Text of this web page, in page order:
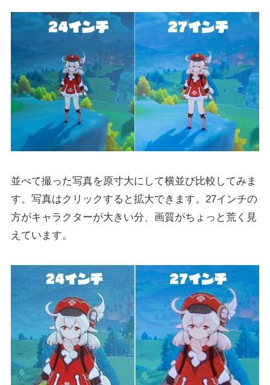
並べて撮った写真を原寸大にして横並び比較してみま
す。写真はクリックすると拡大できます。27インチの
方がキャラクターが大きい分、画質がちょっと荒く見
えています。